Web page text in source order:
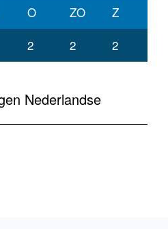
O ZO
Z
2 2 2
Nederlandse